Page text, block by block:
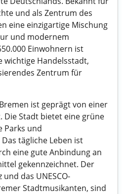
und als Zentrum des
eine einzigartige Mischung
und modernem
Einwohnern ist
wichtige Handelsstadt,
Zentrum für
ist geprägt von einer
Die Stadt bietet eine grüne
Parks und
tägliche Leben ist
eine gute Anbindung an
gekennzeichnet. Der
das UNESCO-
Stadtmusikanten, sind